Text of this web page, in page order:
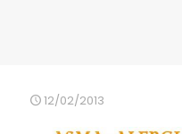
12/02/2013